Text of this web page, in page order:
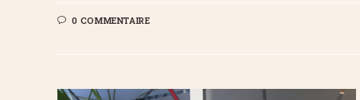
0 COMMENTAIRE